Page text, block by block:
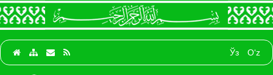
Ўз O‘z